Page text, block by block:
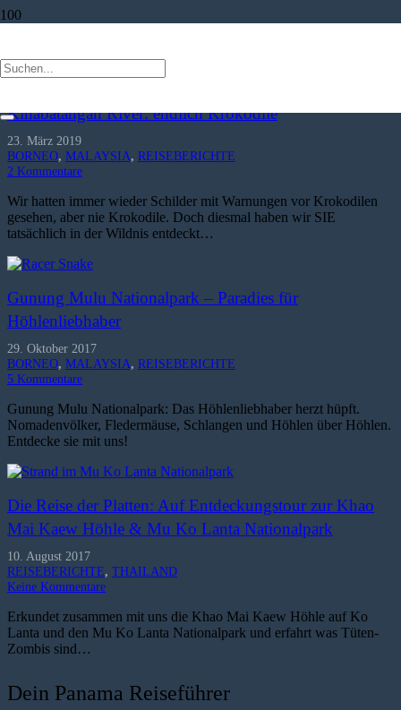
Fledermaus
Kinabatangan River: endlich Krokodile
23. März 2019
BORNEO, MALAYSIA, REISEBERICHTE
2 Kommentare
Wir hatten immer wieder Schilder mit Warnungen vor Krokodilen
gesehen, aber nie Krokodile. Doch diesmal haben wir SIE
tatsächlich in der Wildnis entdeckt…
Gunung Mulu Nationalpark – Paradies für
Höhlenliebhaber
29. Oktober 2017
BORNEO, MALAYSIA, REISEBERICHTE
5 Kommentare
Gunung Mulu Nationalpark: Das Höhlenliebhaber herzt hüpft.
Nomadenvölker, Fledermäuse, Schlangen und Höhlen über Höhlen.
Entdecke sie mit uns!
Die Reise der Platten: Auf Entdeckungstour zur Khao
Mai Kaew Höhle & Mu Ko Lanta Nationalpark
10. August 2017
REISEBERICHTE, THAILAND
Keine Kommentare
Erkundet zusammen mit uns die Khao Mai Kaew Höhle auf Ko
Lanta und den Mu Ko Lanta Nationalpark und erfahrt was Tüten-
Zombis sind…
Dein Panama Reiseführer